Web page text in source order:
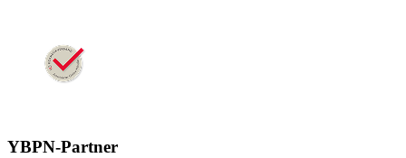
YBPN-Partner